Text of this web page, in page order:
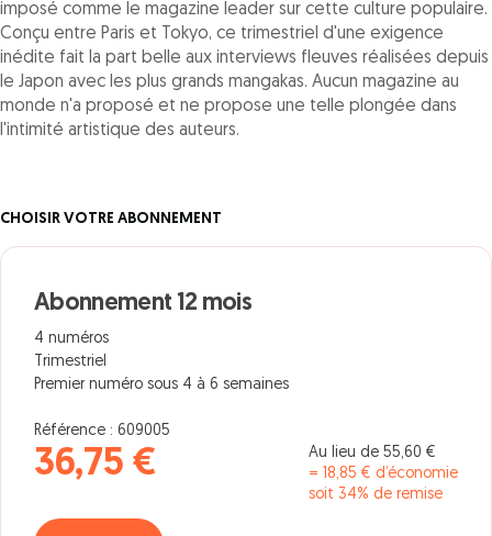
imposé comme le magazine leader sur cette culture populaire.
Conçu entre Paris et Tokyo, ce trimestriel d'une exigence
inédite fait la part belle aux interviews fleuves réalisées depuis
le Japon avec les plus grands mangakas. Aucun magazine au
monde n'a proposé et ne propose une telle plongée dans
l'intimité artistique des auteurs.
CHOISIR VOTRE ABONNEMENT
Abonnement 12 mois
4 numéros
Trimestriel
Premier numéro sous 4 à 6 semaines
Référence : 609005
36,75 €
Au lieu de 55,60 €
= 18,85 € d’économie
soit 34% de remise